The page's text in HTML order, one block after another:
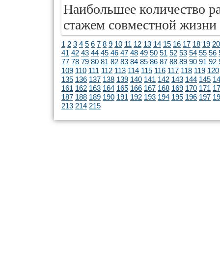
Наибольшее количество
стажем совместной жизни
1 2 3 4 5 6 7 8 9 10 11 12 13 14 15 16 17 18 19 20
41 42 43 44 45 46 47 48 49 50 51 52 53 54 55 56
77 78 79 80 81 82 83 84 85 86 87 88 89 90 91 92
109 110 111 112 113 114 115 116 117 118 119 120
135 136 137 138 139 140 141 142 143 144 145
161 162 163 164 165 166 167 168 169 170 171
187 188 189 190 191 192 193 194 195 196 197
213 214 215